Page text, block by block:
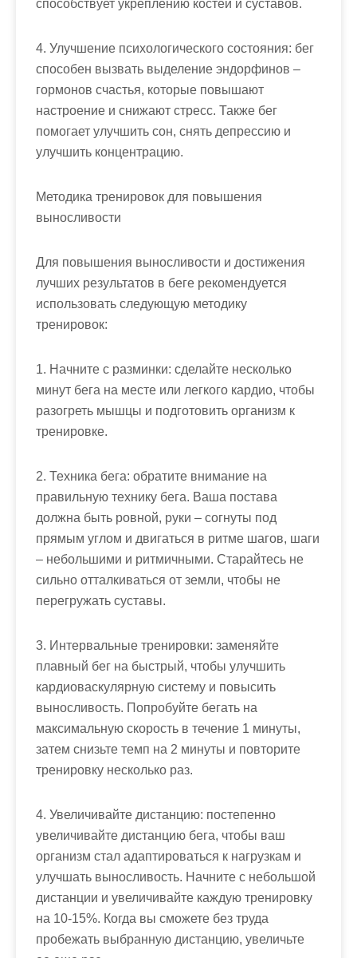
способствует укреплению костей и суставов.
4. Улучшение психологического состояния: бег
способен вызвать выделение эндорфинов –
гормонов счастья, которые повышают
настроение и снижают стресс. Также бег
помогает улучшить сон, снять депрессию и
улучшить концентрацию.
Методика тренировок для повышения
выносливости
Для повышения выносливости и достижения
лучших результатов в беге рекомендуется
использовать следующую методику
тренировок:
1. Начните с разминки: сделайте несколько
минут бега на месте или легкого кардио, чтобы
разогреть мышцы и подготовить организм к
тренировке.
2. Техника бега: обратите внимание на
правильную технику бега. Ваша постава
должна быть ровной, руки – согнуты под
прямым углом и двигаться в ритме шагов, шаги
– небольшими и ритмичными. Старайтесь не
сильно отталкиваться от земли, чтобы не
перегружать суставы.
3. Интервальные тренировки: заменяйте
плавный бег на быстрый, чтобы улучшить
кардиоваскулярную систему и повысить
выносливость. Попробуйте бегать на
максимальную скорость в течение 1 минуты,
затем снизьте темп на 2 минуты и повторите
тренировку несколько раз.
4. Увеличивайте дистанцию: постепенно
увеличивайте дистанцию бега, чтобы ваш
организм стал адаптироваться к нагрузкам и
улучшать выносливость. Начните с небольшой
дистанции и увеличивайте каждую тренировку
на 10-15%. Когда вы сможете без труда
пробежать выбранную дистанцию, увеличьте